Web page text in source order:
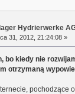
Hydrierwerke
31, 2012, 21:24:08 »
bo kiedy nie
otrzymaną
pochodzące